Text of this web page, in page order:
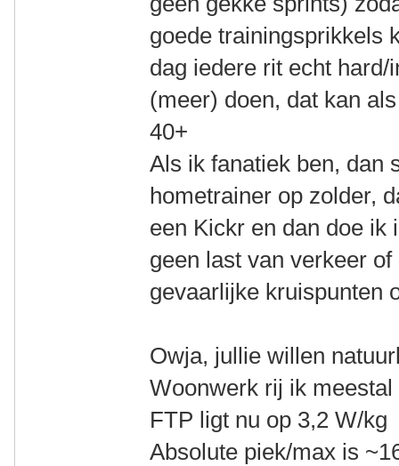
goede trainingsprikkels
dag iedere rit echt
(meer) doen, dat kan
40+
Als ik fanatiek ben, dan
hometrainer op zolder,
een Kickr en dan doe ik
geen last van verkeer
gevaarlijke kruispunten
Owja, jullie willen
Woonwerk rij ik
FTP ligt nu op 3,2 W/kg
Absolute piek/max is